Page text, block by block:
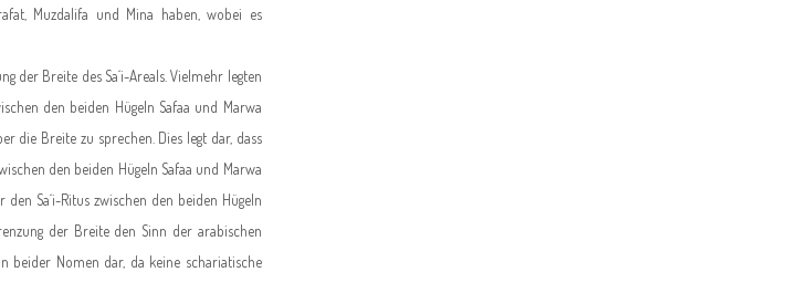
Muzdalifa und Mina haben, wobei es
Breite des Sa´i-Areals. Vielmehr legten
den beiden Hügeln Safaa und Marwa
die Breite zu sprechen. Dies legt dar, dass
den beiden Hügeln Safaa und Marwa
Sa´i-Ritus zwischen den beiden Hügeln
der Breite den Sinn der arabischen
beider Nomen dar, da keine schariatische